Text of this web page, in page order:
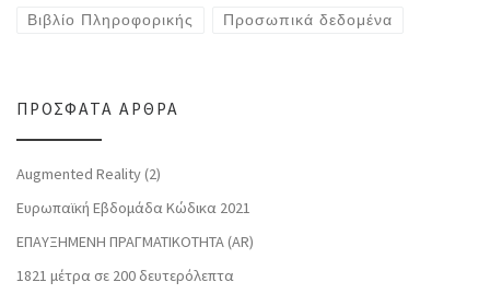
Βιβλίο Πληροφορικής Προσωπικά δεδομένα
ΠΡΌΣΦΑΤΑ ΆΡΘΡΑ
Augmented Reality (2)
Ευρωπαϊκή Εβδομάδα Κώδικα 2021
ΕΠΑΥΞΗΜΕΝΗ ΠΡΑΓΜΑΤΙΚΟΤΗΤΑ (AR)
1821 μέτρα σε 200 δευτερόλεπτα